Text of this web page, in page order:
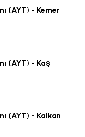
(AYT) - Kemer
(AYT) - Kaş
(AYT) - Kalkan